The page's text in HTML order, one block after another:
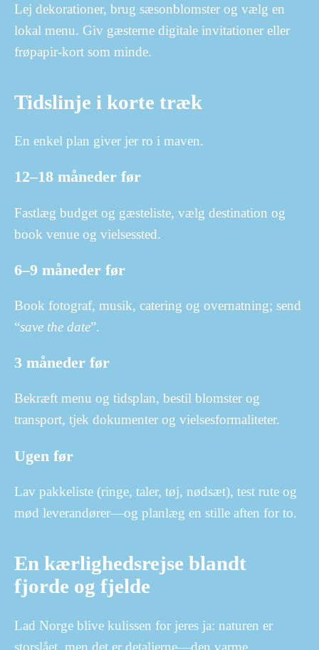
Lej dekorationer, brug sæsonblomster og vælg en
lokal menu. Giv gæsterne digitale invitationer eller
frøpapir-kort som minde.
Tidslinje i korte træk
En enkel plan giver jer ro i maven.
12–18 måneder før
Fastlæg budget og gæsteliste, vælg destination og
book venue og vielsessted.
6–9 måneder før
Book fotograf, musik, catering og overnatning; send
“save the date”.
3 måneder før
Bekræft menu og tidsplan, bestil blomster og
transport, tjek dokumenter og vielsesformaliteter.
Ugen før
Lav pakkeliste (ringe, taler, tøj, nødsæt), test rute og
mød leverandører—og planlæg en stille aften for to.
En kærlighedsrejse blandt
fjorde og fjelde
Lad Norge blive kulissen for jeres ja: naturen er
storslået, men det er detaljerne—den varme